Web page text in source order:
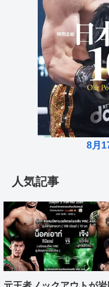
8月
人気記事